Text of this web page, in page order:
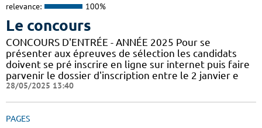
relevance: 100%
Le concours
CONCOURS D'ENTRÉE - ANNÉE 2025 Pour se
présenter aux épreuves de sélection les candidats
doivent se pré inscrire en ligne sur internet puis faire
parvenir le dossier d'inscription entre le 2 janvier e
28/05/2025 13:40
PAGES